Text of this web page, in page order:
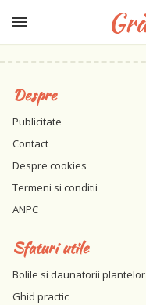
Despre
Publicitate
Contact
Despre cookies
Termeni si conditii
ANPC
Sfaturi utile
Bolile si daunatorii plantelor
Ghid practic